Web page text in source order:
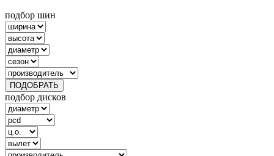
подбор шин
ПОДОБРАТЬ
подбор дисков